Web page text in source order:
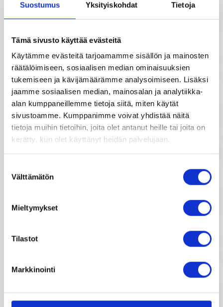
Suostumus Yksityiskohdat Tietoja
Tämä sivusto käyttää evästeitä
Käytämme evästeitä tarjoamamme sisällön ja mainosten
räätälöimiseen, sosiaalisen median ominaisuuksien
tukemiseen ja kävijämäärämme analysoimiseen. Lisäksi
jaamme sosiaalisen median, mainosalan ja analytiikka-
alan kumppaneillemme tietoja siitä, miten käytät
sivustoamme. Kumppanimme voivat yhdistää näitä
tietoja muihin tietoihin, joita olet antanut heille tai joita on
kerätty, kun olet käyttänyt heidän palvelujaan.
valinta
Välttämätön
Mieltymykset
Tilastot
Markkinointi
Unien tulkinta
Unientulkintasanasto
Elämänhoroskooppi
Rakkaushoroskooppi
Parisuhdehoroskooppi
Kiinalainen horoskooppi
Horoskooppiarkisto
2007
2009
2011